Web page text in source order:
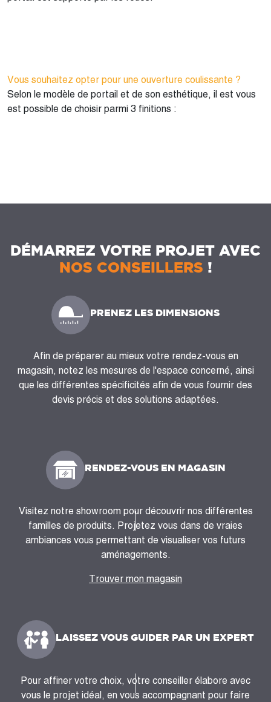
Vous souhaitez opter pour une ouverture coulissante ?
Selon le modèle de portail et de son esthétique, il est vous
est possible de choisir parmi 3 finitions :
DÉMARREZ VOTRE PROJET AVEC
NOS CONSEILLERS !
PRENEZ LES DIMENSIONS
Afin de préparer au mieux votre rendez-vous en
magasin, notez les mesures de l'espace concerné, ainsi
que les différentes spécificités afin de vous fournir des
devis précis et des solutions adaptées.
RENDEZ-VOUS EN MAGASIN
Visitez notre showroom pour découvrir nos différentes
familles de produits. Projetez vous dans de vraies
ambiances vous permettant de visualiser vos futurs
aménagements.
Trouver mon magasin
LAISSEZ VOUS GUIDER PAR UN EXPERT
Pour affiner votre choix, votre conseiller élabore avec
vous le projet idéal, en vous accompagnant pour faire